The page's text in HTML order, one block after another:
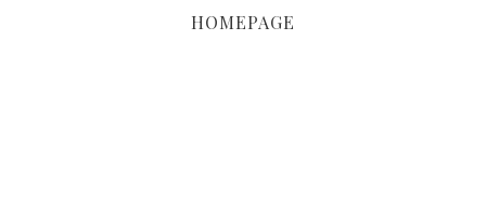
HOMEPAGE